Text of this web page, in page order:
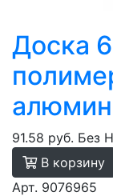
Доска
91.58 руб. Без
В корзину
Арт. 9076965